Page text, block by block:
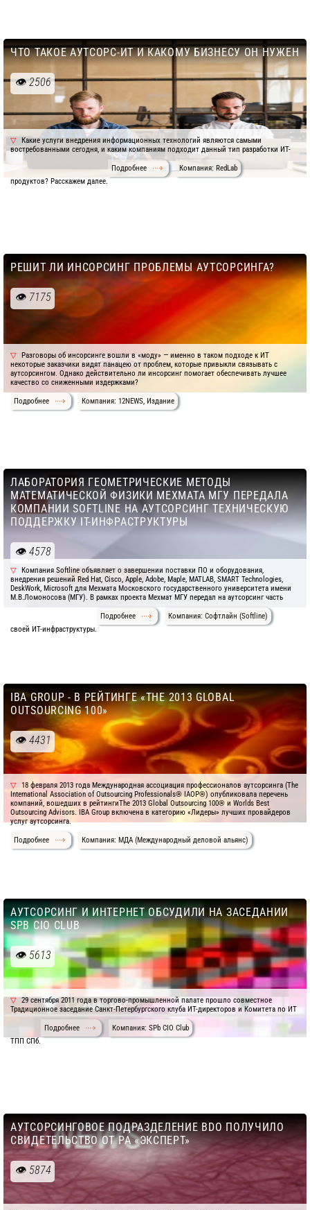
ЧТО ТАКОЕ АУТСОРС-ИТ И КАКОМУ БИЗНЕСУ ОН НУЖЕН
2506
Какие услуги внедрения информационных технологий являются самыми
востребованными сегодня, и каким компаниям подходит данный тип разработки ИТ-
продуктов? Расскажем далее.
Подробнее Компания: RedLab
РЕШИТ ЛИ ИНСОРСИНГ ПРОБЛЕМЫ АУТСОРСИНГА?
7175
Разговоры об инсорсинге вошли в «моду» — именно в таком подходе к ИТ
некоторые заказчики видят панацею от проблем, которые привыкли связывать с
аутсорсингом. Однако действительно ли инсорсинг помогает обеспечивать лучшее
качество со сниженными издержками?
Подробнее Компания: 12NEWS, Издание
ЛАБОРАТОРИЯ ГЕОМЕТРИЧЕСКИЕ МЕТОДЫ
МАТЕМАТИЧЕСКОЙ ФИЗИКИ МЕХМАТА МГУ ПЕРЕДАЛА
КОМПАНИИ SOFTLINE НА АУТСОРСИНГ ТЕХНИЧЕСКУЮ
ПОДДЕРЖКУ IT-ИНФРАСТРУКТУРЫ
4578
Компания Softline объявляет о завершении поставки ПО и оборудования,
внедрения решений Red Hat, Cisco, Apple, Adobe, Maple, MATLAB, SMART Technologies,
DeskWork, Microsoft для Мехмата Московского государственного университета имени
М.В.Ломоносова (МГУ). В рамках проекта Мехмат МГУ передал на аутсорсинг часть
своей ИТ-инфраструктуры.
Подробнее Компания: Софтлайн (Softline)
IBA GROUP - В РЕЙТИНГЕ «THE 2013 GLOBAL
OUTSOURCING 100»
4431
18 февраля 2013 года Международная ассоциация профессионалов аутсорсинга (The
International Association of Outsourcing Professionals® IAOP®) опубликовала перечень
компаний, вошедших в рейтингиThe 2013 Global Outsourcing 100® и Worlds Best
Outsourcing Advisors. IBA Group включена в категорию «Лидеры» лучших провайдеров
услуг аутсорсинга.
Подробнее Компания: МДА (Международный деловой альянс)
АУТСОРСИНГ И ИНТЕРНЕТ ОБСУДИЛИ НА ЗАСЕДАНИИ
SPB CIO CLUB
5613
29 сентября 2011 года в торгово-промышленной палате прошло совместное
Традиционное заседание Санкт-Петербургского клуба ИТ-директоров и Комитета по ИТ
ТПП СПб.
Подробнее Компания: SPb CIO Club
АУТСОРСИНГОВОЕ ПОДРАЗДЕЛЕНИЕ BDO ПОЛУЧИЛО
СВИДЕТЕЛЬСТВО ОТ РА «ЭКСПЕРТ»
5874